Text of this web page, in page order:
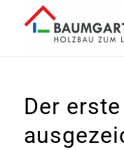
Der erste